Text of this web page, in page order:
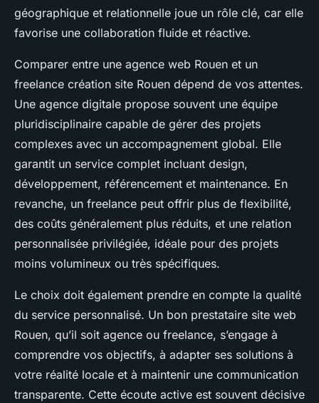
géographique et relationnelle joue un rôle clé, car elle
favorise une collaboration fluide et réactive.
Comparer entre une agence web Rouen et un
freelance création site Rouen dépend de vos attentes.
Une agence digitale propose souvent une équipe
pluridisciplinaire capable de gérer des projets
complexes avec un accompagnement global. Elle
garantit un service complet incluant design,
développement, référencement et maintenance. En
revanche, un freelance peut offrir plus de flexibilité,
des coûts généralement plus réduits, et une relation
personnalisée privilégiée, idéale pour des projets
moins volumineux ou très spécifiques.
Le choix doit également prendre en compte la qualité
du service personnalisé. Un bon prestataire site web
Rouen, qu’il soit agence ou freelance, s’engage à
comprendre vos objectifs, à adapter ses solutions à
votre réalité locale et à maintenir une communication
transparente. Cette écoute active est souvent décisive